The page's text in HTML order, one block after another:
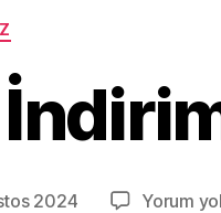
2024 Yorum